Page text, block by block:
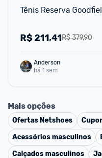
Tênis Reserva
R$ 379,90
R$211,41
Anderson
há 1 sem
Mais opções
Ofertas Netshoes
Acessórios masculinos
Calçados masculinos